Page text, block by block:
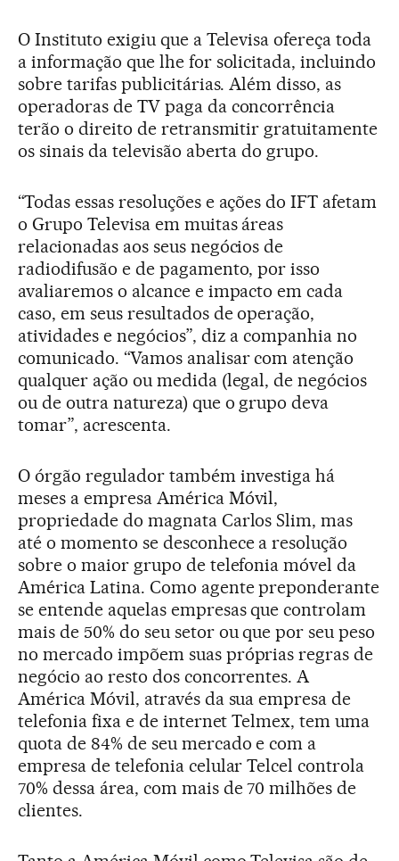
O Instituto exigiu que a Televisa ofereça toda
a informação que lhe for solicitada, incluindo
sobre tarifas publicitárias. Além disso, as
operadoras de TV paga da concorrência
terão o direito de retransmitir gratuitamente
os sinais da televisão aberta do grupo.
“Todas essas resoluções e ações do IFT afetam
o Grupo Televisa em muitas áreas
relacionadas aos seus negócios de
radiodifusão e de pagamento, por isso
avaliaremos o alcance e impacto em cada
caso, em seus resultados de operação,
atividades e negócios”, diz a companhia no
comunicado. “Vamos analisar com atenção
qualquer ação ou medida (legal, de negócios
ou de outra natureza) que o grupo deva
tomar”, acrescenta.
O órgão regulador também investiga há
meses a empresa América Móvil,
propriedade do magnata Carlos Slim, mas
até o momento se desconhece a resolução
sobre o maior grupo de telefonia móvel da
América Latina. Como agente preponderante
se entende aquelas empresas que controlam
mais de 50% do seu setor ou que por seu peso
no mercado impõem suas próprias regras de
negócio ao resto dos concorrentes. A
América Móvil, através da sua empresa de
telefonia fixa e de internet Telmex, tem uma
quota de 84% de seu mercado e com a
empresa de telefonia celular Telcel controla
70% dessa área, com mais de 70 milhões de
clientes.